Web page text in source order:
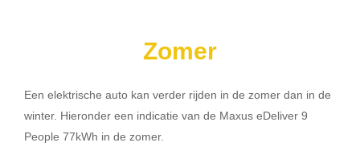
Zomer
Een elektrische auto kan verder rijden in de zomer dan in de
winter. Hieronder een indicatie van de Maxus eDeliver 9
People 77kWh in de zomer.